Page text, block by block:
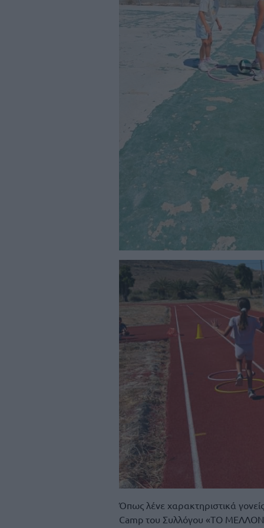
Όπως λένε χαρακτηριστικά
Camp του Συλλόγου «ΤΟ